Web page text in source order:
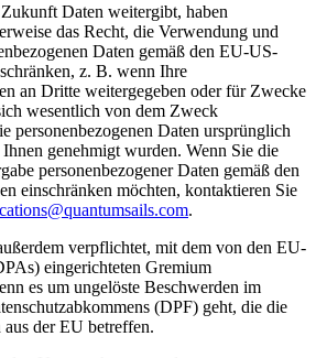
Daten weitergibt, haben
das Recht, die Verwendung und
Daten gemäß den EU-US-
z. B. wenn Ihre
an Dritte weitergegeben oder für Zwecke
wesentlich von dem Zweck
personenbezogenen Daten ursprünglich
genehmigt wurden. Wenn Sie die
personenbezogener Daten gemäß den
einschränken möchten, kontaktieren Sie
.
verpflichtet, mit dem von den EU-
eingerichteten Gremium
es um ungelöste Beschwerden im
(DPF) geht, die die
der EU betreffen.